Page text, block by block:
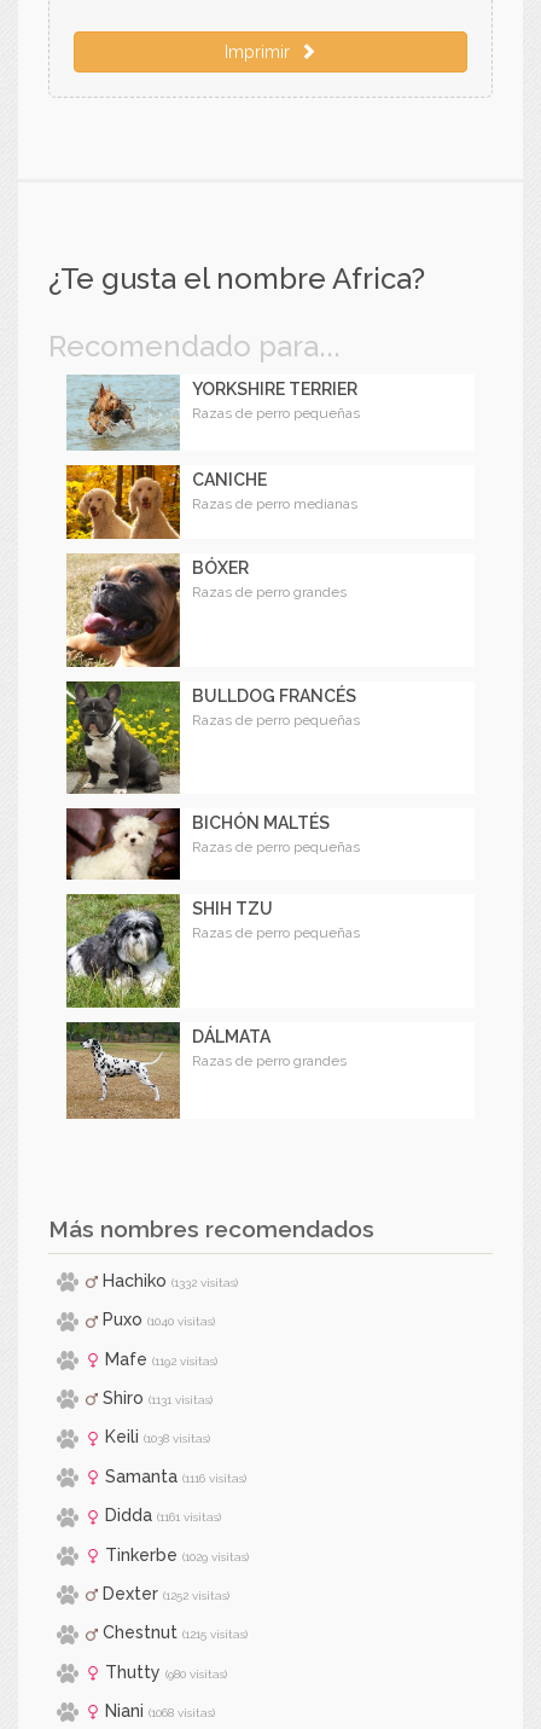
Imprimir
¿Te gusta el nombre Africa?
Recomendado para...
YORKSHIRE TERRIER
Razas de perro pequeñas
CANICHE
Razas de perro medianas
BÓXER
Razas de perro grandes
BULLDOG FRANCÉS
Razas de perro pequeñas
BICHÓN MALTÉS
Razas de perro pequeñas
SHIH TZU
Razas de perro pequeñas
DÁLMATA
Razas de perro grandes
Más nombres recomendados
Hachiko (1332 visitas)
Puxo (1040 visitas)
Mafe (1192 visitas)
Shiro (1131 visitas)
Keili (1038 visitas)
Samanta (1116 visitas)
Didda (1161 visitas)
Tinkerbe (1029 visitas)
Dexter (1252 visitas)
Chestnut (1215 visitas)
Thutty (980 visitas)
Niani (1068 visitas)